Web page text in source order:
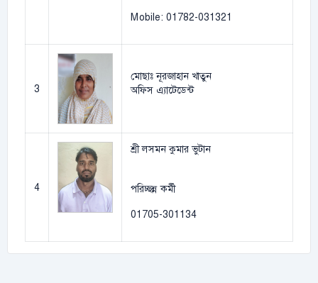
Mobile: 01782-031321
3
মোছাঃ নূরজাহান খাতুন
অফিস এ্যাটেডেন্ট
4
শ্রী লসমন কুমার ভুটান
পরিচ্ছন্ন কর্মী
01705-301134